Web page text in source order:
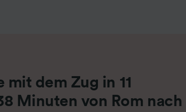
mit dem Zug in 11
Minuten von Rom nach